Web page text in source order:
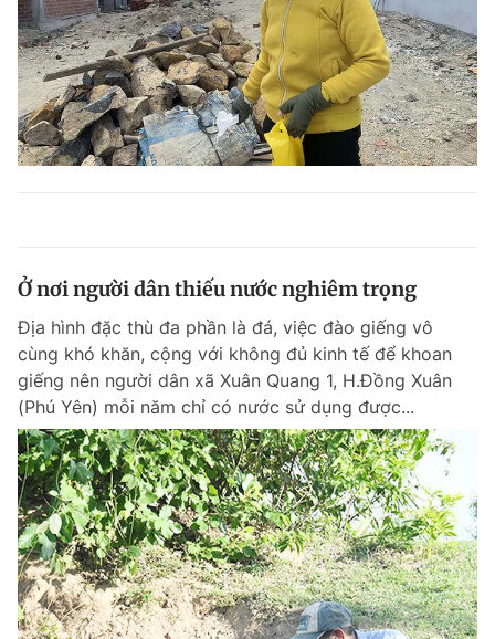
Ở nơi người dân thiếu nước nghiêm trọng
Địa hình đặc thù đa phần là đá, việc đào giếng vô
cùng khó khăn, cộng với không đủ kinh tế để khoan
giếng nên người dân xã Xuân Quang 1, H.Đồng Xuân
(Phú Yên) mỗi năm chỉ có nước sử dụng được...